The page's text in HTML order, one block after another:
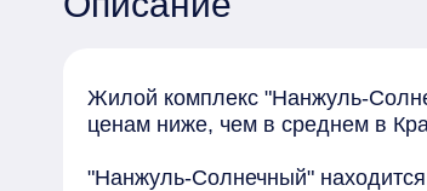
Жилой комплекс "Нанжуль-
ценам ниже, чем в среднем в
"Нанжуль-Солнечный"